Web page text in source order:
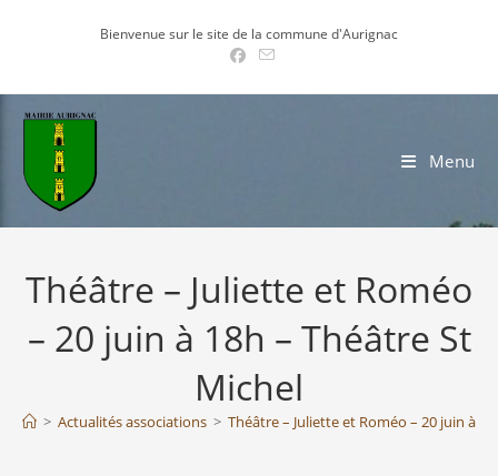
Bienvenue sur le site de la commune d'Aurignac
Menu
Théâtre – Juliette et Roméo
– 20 juin à 18h – Théâtre St
Michel
> Actualités associations > Théâtre – Juliette et Roméo – 20 juin à